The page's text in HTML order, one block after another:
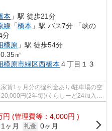
本 」駅 徒歩21分
線 「橋本 」駅 バス7分 「峡の
分
模原 」駅 徒歩54分
㎡
模原市緑区西橋本 ４丁目１３
賃1ヶ月分の違約金あり/駐車場の空
円(2年毎)/くらしーど24加入：
円 (管理費等：4,000円 )
1ヶ月 礼金 0ヶ月